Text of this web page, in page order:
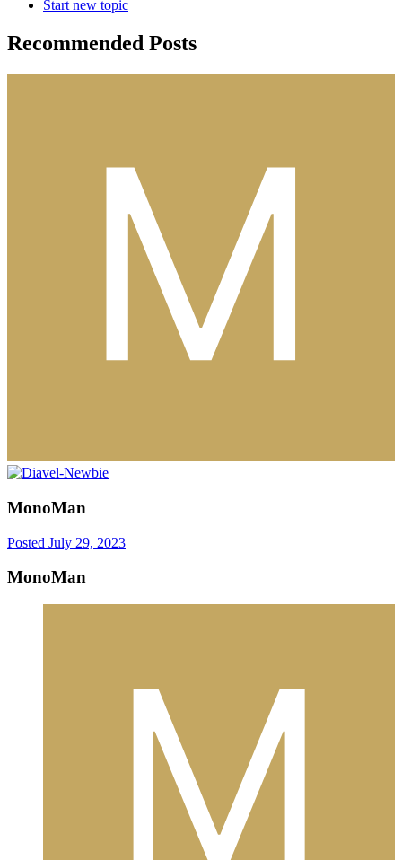
Start new topic
Recommended Posts
MonoMan
Posted July 29, 2023
MonoMan